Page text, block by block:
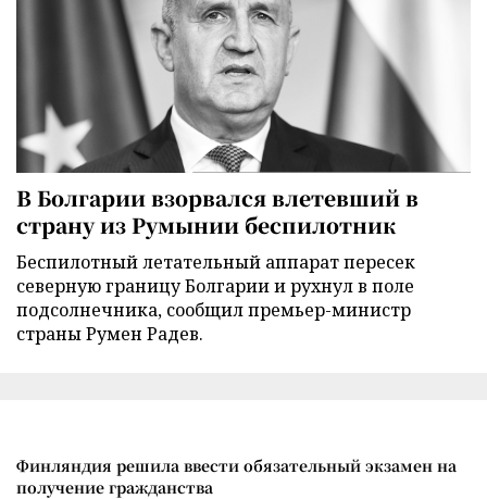
В Болгарии взорвался влетевший в
страну из Румынии беспилотник
Беспилотный летательный аппарат пересек
северную границу Болгарии и рухнул в поле
подсолнечника, сообщил премьер-министр
страны Румен Радев.
Финляндия решила ввести обязательный экзамен на
получение гражданства